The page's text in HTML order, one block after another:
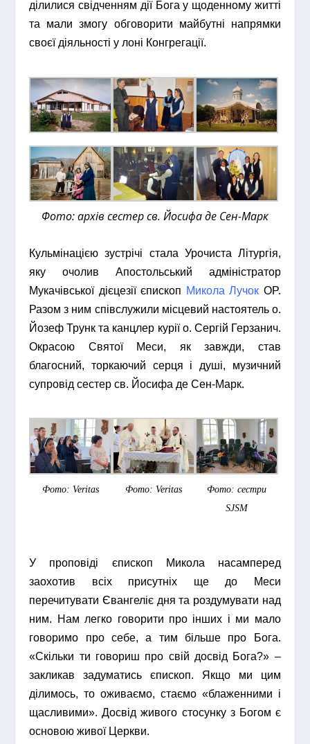
ділилися свідченням дії Бога у щоденному житті
та мали змогу обговорити майбутні напрямки
своєї діяльності у лоні Конгрегації.
Фото: архів сестер св. Йосифа де Сен-Марк
Кульмінацією зустрічі стала Урочиста Літургія,
яку очолив Апостольський адміністратор
Мукачівської дієцезії єпископ Микола Лучок OP.
Разом з ним співслужили місцевий настоятель о.
Йозеф Трунк та канцлер курії о. Сергій Герзанич.
Окрасою Святої Меси, як завжди, став
благосний, торкаючий серця і душі, музичний
супровід сестер св. Йосифа де Сен-Марк.
Фото: Veritas Фото: Veritas
Фото: сестри
SJSM
У проповіді єпископ Микола насамперед
заохотив всіх присутніх ще до Меси
перечитувати Євангеліє дня та роздумувати над
ним. Нам легко говорити про інших і ми мало
говоримо про себе, а тим більше про Бога.
«Скільки ти говориш про свій досвід Бога?» –
закликав задуматись єпископ. Якщо ми цим
ділимось, то оживаємо, стаємо «блаженними і
щасливими». Досвід живого стосунку з Богом є
основою живої Церкви.